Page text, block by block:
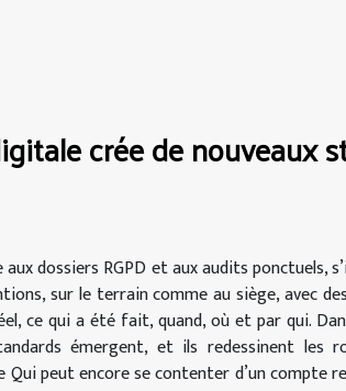
crée de nouveaux
dossiers RGPD et aux audits ponctuels,
sur le terrain comme au siège, avec
ce qui a été fait, quand, où et par qui.
émergent, et ils redessinent les
peut encore se contenter d’un compte